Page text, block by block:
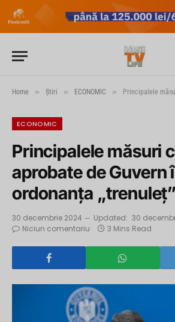
Home » Știri » ECONOMIC » Principalele măsuri care vor
ECONOMIC
Principalele măsuri
aprobate de Guvern
ordonanța „trenuleț”
30 decembrie 2024 Updated: 30
Niciun comentariu
3 Mins Read